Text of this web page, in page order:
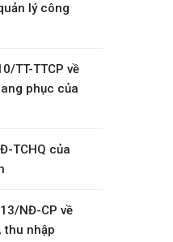
lý công
TT-TTCP về
phục của
TCHQ của
NĐ-CP về
thu nhập